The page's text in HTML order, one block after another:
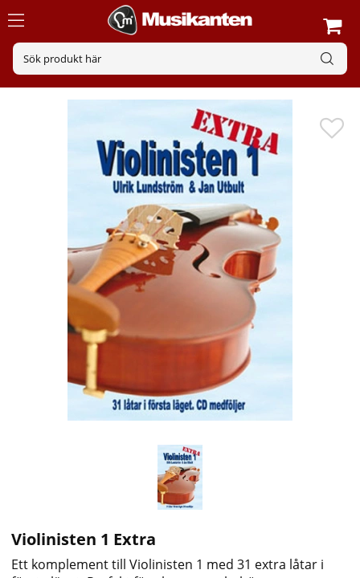
Violinisten 1 Extra
Ett komplement till Violinisten 1 med 31 extra låtar i